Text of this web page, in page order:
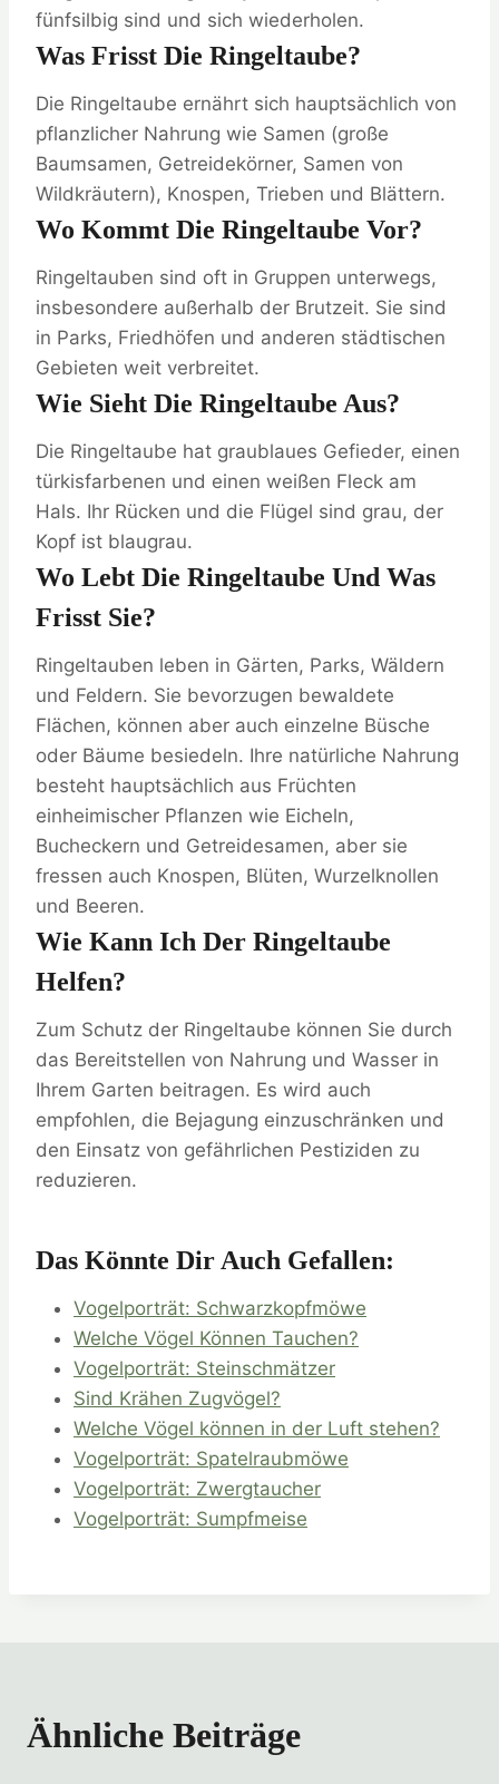
fünfsilbig sind und sich wiederholen.
Was Frisst Die Ringeltaube?
Die Ringeltaube ernährt sich hauptsächlich von
pflanzlicher Nahrung wie Samen (große
Baumsamen, Getreidekörner, Samen von
Wildkräutern), Knospen, Trieben und Blättern.
Wo Kommt Die Ringeltaube Vor?
Ringeltauben sind oft in Gruppen unterwegs,
insbesondere außerhalb der Brutzeit. Sie sind
in Parks, Friedhöfen und anderen städtischen
Gebieten weit verbreitet.
Wie Sieht Die Ringeltaube Aus?
Die Ringeltaube hat graublaues Gefieder, einen
türkisfarbenen und einen weißen Fleck am
Hals. Ihr Rücken und die Flügel sind grau, der
Kopf ist blaugrau.
Wo Lebt Die Ringeltaube Und Was
Frisst Sie?
Ringeltauben leben in Gärten, Parks, Wäldern
und Feldern. Sie bevorzugen bewaldete
Flächen, können aber auch einzelne Büsche
oder Bäume besiedeln. Ihre natürliche Nahrung
besteht hauptsächlich aus Früchten
einheimischer Pflanzen wie Eicheln,
Bucheckern und Getreidesamen, aber sie
fressen auch Knospen, Blüten, Wurzelknollen
und Beeren.
Wie Kann Ich Der Ringeltaube
Helfen?
Zum Schutz der Ringeltaube können Sie durch
das Bereitstellen von Nahrung und Wasser in
Ihrem Garten beitragen. Es wird auch
empfohlen, die Bejagung einzuschränken und
den Einsatz von gefährlichen Pestiziden zu
reduzieren.
Das Könnte Dir Auch Gefallen:
Vogelporträt: Schwarzkopfmöwe
Welche Vögel Können Tauchen?
Vogelporträt: Steinschmätzer
Sind Krähen Zugvögel?
Welche Vögel können in der Luft stehen?
Vogelporträt: Spatelraubmöwe
Vogelporträt: Zwergtaucher
Vogelporträt: Sumpfmeise
Ähnliche Beiträge